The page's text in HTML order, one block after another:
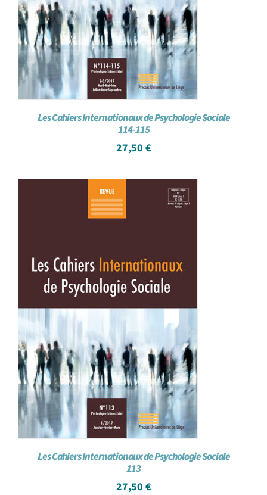
Les Cahiers Internationaux de Psychologie Sociale
114-115
27,50 €
Les Cahiers Internationaux de Psychologie Sociale
113
27,50 €